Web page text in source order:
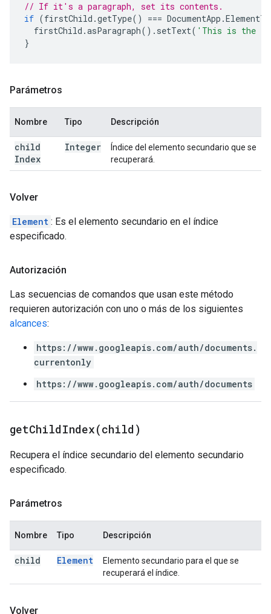
// If it's a paragraph, set its contents.
if (firstChild .getType() === DocumentApp .
firstChild .asParagraph(). setText( 'This is the
}
Parámetros
Nombre Tipo Descripción
child
Index
Integer
Índice del elemento secundario que se
recuperará.
Volver
Element : Es el elemento secundario en el índice
especificado.
Autorización
Las secuencias de comandos que usan este método
requieren autorización con uno o más de los siguientes
alcances:
https://www.googleapis.com/auth/documents.
currentonly
https://www.googleapis.com/auth/documents
getChildIndex(child)
Recupera el índice secundario del elemento secundario
especificado.
Parámetros
Nombre Tipo Descripción
child Element
Elemento secundario para el que se
recuperará el índice.
Volver